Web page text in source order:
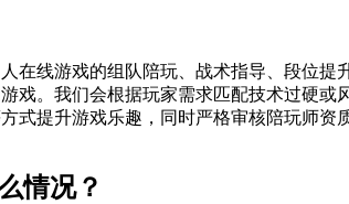
在线游戏的组队陪玩、战术指导、段位提
戏。我们会根据玩家需求匹配技术过硬或
式提升游戏乐趣，同时严格审核陪玩师资
情况？